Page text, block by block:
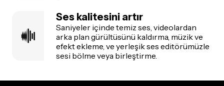
Ses kalitesini artır
Saniyeler içinde temiz ses, videolardan
arka plan gürültüsünü kaldırma, müzik ve
efekt ekleme, ve yerleşik ses editörümüzle
sesi bölme veya birleştirme.